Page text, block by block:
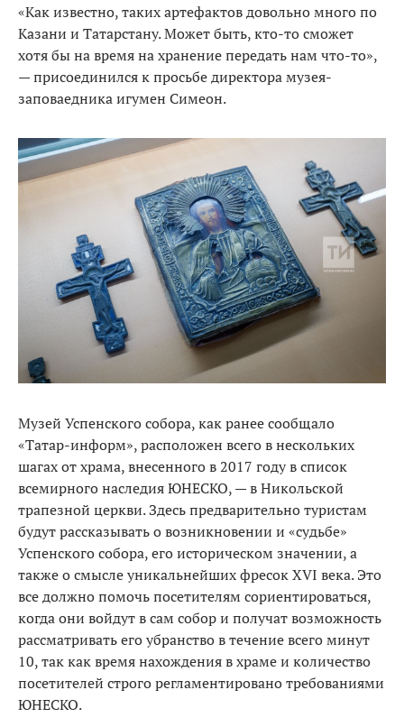
«Как известно, таких артефактов довольно много по
Казани и Татарстану. Может быть, кто-то сможет
хотя бы на время на хранение передать нам что-то»,
— присоединился к просьбе директора музея-
заповаедника игумен Симеон.
Музей Успенского собора, как ранее сообщало
«Татар-информ», расположен всего в нескольких
шагах от храма, внесенного в 2017 году в список
всемирного наследия ЮНЕСКО, — в Никольской
трапезной церкви. Здесь предварительно туристам
будут рассказывать о возникновении и «судьбе»
Успенского собора, его историческом значении, а
также о смысле уникальнейших фресок XVI века. Это
все должно помочь посетителям сориентироваться,
когда они войдут в сам собор и получат возможность
рассматривать его убранство в течение всего минут
10, так как время нахождения в храме и количество
посетителей строго регламентировано требованиями
ЮНЕСКО.